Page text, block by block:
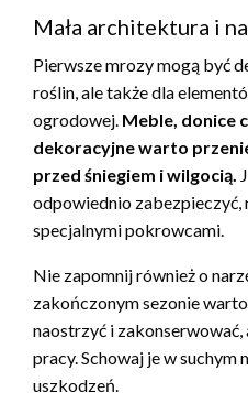
Mała architektura i
Pierwsze mrozy mogą być
roślin, ale także dla
ogrodowej. Meble, donice
dekoracyjne warto
przed śniegiem i wilgocią.
odpowiednio zabezpieczyć,
specjalnymi pokrowcami.
Nie zapomnij również o
zakończonym sezonie
naostrzyć i
pracy. Schowaj je w
uszkodzeń.